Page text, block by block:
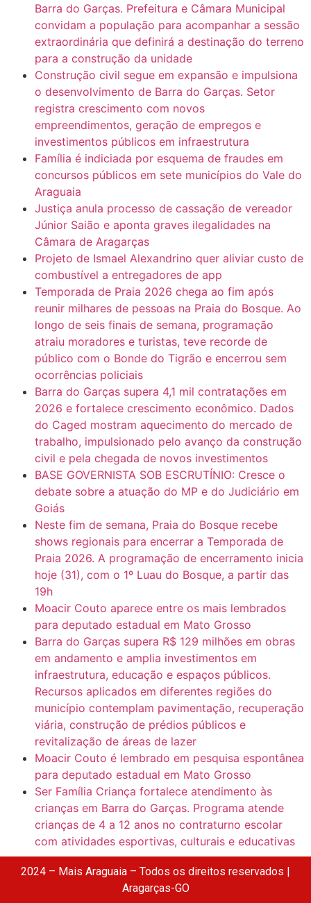
Barra do Garças. Prefeitura e Câmara Municipal
convidam a população para acompanhar a sessão
extraordinária que definirá a destinação do terreno
para a construção da unidade
Construção civil segue em expansão e impulsiona
o desenvolvimento de Barra do Garças. Setor
registra crescimento com novos
empreendimentos, geração de empregos e
investimentos públicos em infraestrutura
Família é indiciada por esquema de fraudes em
concursos públicos em sete municípios do Vale do
Araguaia
Justiça anula processo de cassação de vereador
Júnior Saião e aponta graves ilegalidades na
Câmara de Aragarças
Projeto de Ismael Alexandrino quer aliviar custo de
combustível a entregadores de app
Temporada de Praia 2026 chega ao fim após
reunir milhares de pessoas na Praia do Bosque. Ao
longo de seis finais de semana, programação
atraiu moradores e turistas, teve recorde de
público com o Bonde do Tigrão e encerrou sem
ocorrências policiais
Barra do Garças supera 4,1 mil contratações em
2026 e fortalece crescimento econômico. Dados
do Caged mostram aquecimento do mercado de
trabalho, impulsionado pelo avanço da construção
civil e pela chegada de novos investimentos
BASE GOVERNISTA SOB ESCRUTÍNIO: Cresce o
debate sobre a atuação do MP e do Judiciário em
Goiás
Neste fim de semana, Praia do Bosque recebe
shows regionais para encerrar a Temporada de
Praia 2026. A programação de encerramento inicia
hoje (31), com o 1º Luau do Bosque, a partir das
19h
Moacir Couto aparece entre os mais lembrados
para deputado estadual em Mato Grosso
Barra do Garças supera R$ 129 milhões em obras
em andamento e amplia investimentos em
infraestrutura, educação e espaços públicos.
Recursos aplicados em diferentes regiões do
município contemplam pavimentação, recuperação
viária, construção de prédios públicos e
revitalização de áreas de lazer
Moacir Couto é lembrado em pesquisa espontânea
para deputado estadual em Mato Grosso
Ser Família Criança fortalece atendimento às
crianças em Barra do Garças. Programa atende
crianças de 4 a 12 anos no contraturno escolar
com atividades esportivas, culturais e educativas
2024 – Mais Araguaia – Todos os direitos reservados |
Aragarças-GO